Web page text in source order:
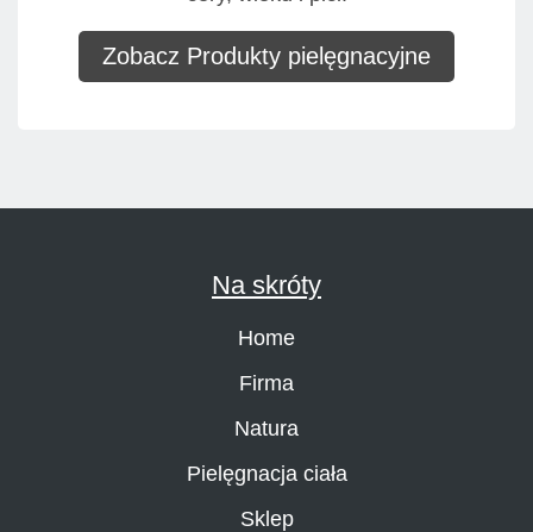
Zobacz Produkty pielęgnacyjne
Na skróty
Home
Firma
Natura
Pielęgnacja ciała
Sklep